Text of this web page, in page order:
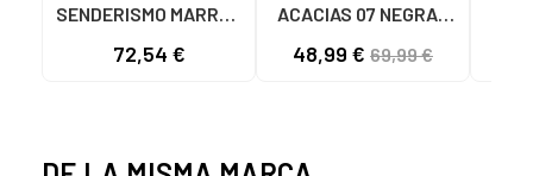
SENDERISMO MARRÓN
72,54 €
ACACIAS 07 NEGRAS
48,99 € 69,99 €